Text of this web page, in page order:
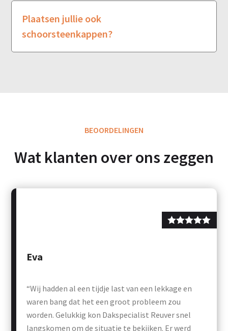
Plaatsen jullie ook
schoorsteenkappen?
BEOORDELINGEN
Wat klanten over ons zeggen
“Wij hadden al een tijdje last van een lekkage en
waren bang dat het een groot probleem zou
worden. Gelukkig kon Dakspecialist Reuver snel
langskomen om de situatie te bekijken. Er werd
Eva